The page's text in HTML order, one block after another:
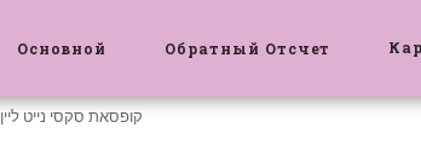
Основной Обратный Отсчет
קופסאת סקסי נייט ליין